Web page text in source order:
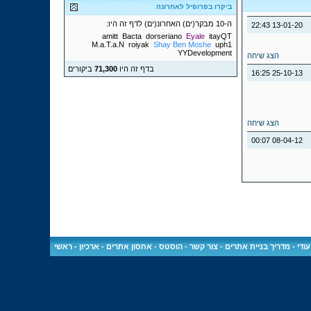
13-01-20
22:43
הצג שיחה
25-10-13
16:25
הצג שיחה
08-04-12
00:07
ביקרו בפרופיל לאחרונה
ה-10 מבקר(ים) האחרונ(ים) לדף זה היו:
amitt Bacta dorseriano Eyale itayQT
M.a.T.a.N roiyak Shay Ben Moshe uph1
YYDevelopment
בדף זה היו71,300 ביקורים
- מדריך בניית אתרים - צור קשר - הוסטס - אחסון אתרים - ארכיון - ראשי